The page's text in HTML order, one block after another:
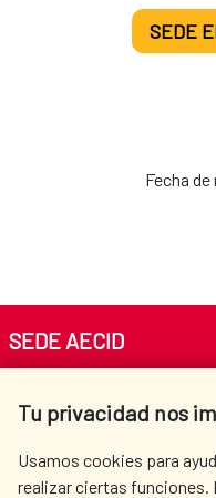
SEDE
Fecha
Tu privacidad nos
Usamos cookies para
realizar ciertas funciones.
SEDE AECID
Tel. +34 900 20 30 54​​​​​​​